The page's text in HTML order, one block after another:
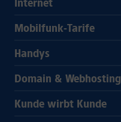
Internet
Mobilfunk-Tarife
Handys
Domain & Webhosting
Kunde wirbt Kunde